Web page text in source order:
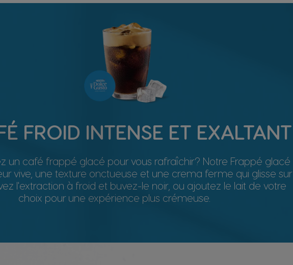
FROID INTENSE ET EXALTANT
un café frappé glacé pour vous rafraîchir? Notre Frappé glacé
vive, une texture onctueuse et une crema ferme qui glisse sur
l'extraction à froid et buvez-le noir, ou ajoutez le lait de votre
choix pour une expérience plus crémeuse.